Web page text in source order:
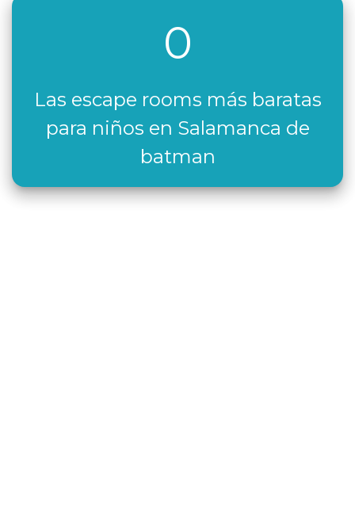
0
Las escape rooms más baratas
para niños en Salamanca de
batman